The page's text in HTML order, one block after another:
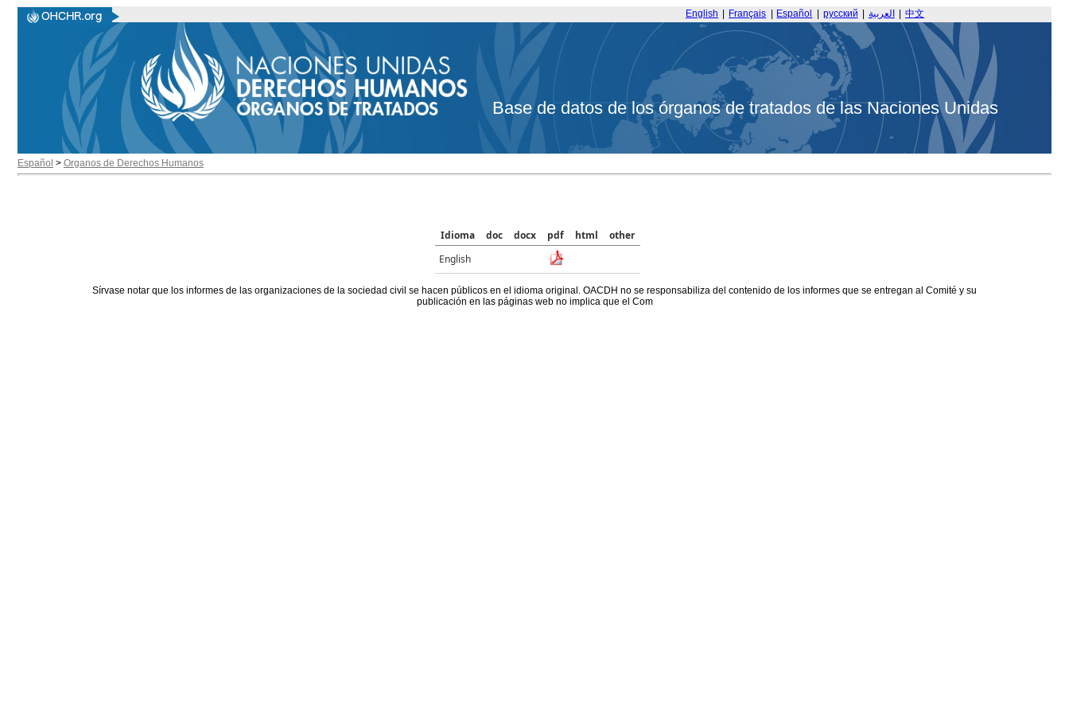
English Français Español русский العربية 中文
Base de datos de los órganos de tratados de las Naciones Unidas
Español > Organos de Derechos Humanos
Idioma doc docx pdf html
other
English
Sírvase notar que los informes de las organizaciones de la sociedad civil se hacen públicos en el idioma original. OACDH no se responsabiliza del contenido de los informes que se entregan al Comité y su
publicación en las páginas web no implica que el Com